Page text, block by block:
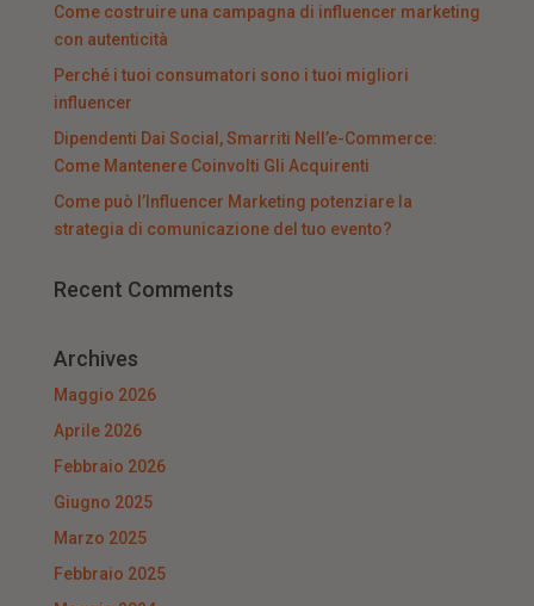
Come costruire una campagna di influencer marketing
con autenticità
Perché i tuoi consumatori sono i tuoi migliori
influencer
Dipendenti Dai Social, Smarriti Nell’e-Commerce:
Come Mantenere Coinvolti Gli Acquirenti
Come può l’Influencer Marketing potenziare la
strategia di comunicazione del tuo evento?
Recent Comments
Archives
Maggio 2026
Aprile 2026
Febbraio 2026
Giugno 2025
Marzo 2025
Febbraio 2025